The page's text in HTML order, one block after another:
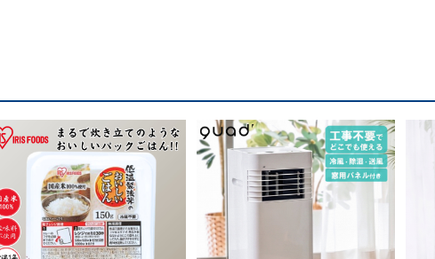
亜麻）は主にフランス、ベルギー、オランダなどヨーロッパ